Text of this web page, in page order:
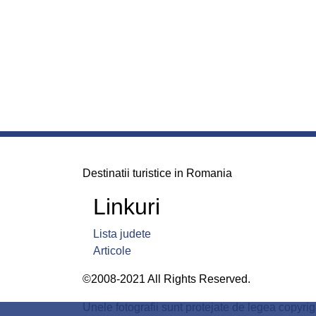
Destinatii turistice in Romania
Linkuri
Lista judete
Articole
©2008-2021 All Rights Reserved.
Unele fotografii sunt protejate de legea